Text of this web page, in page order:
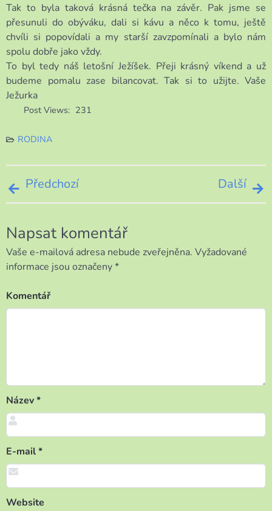
Tak to byla taková krásná tečka na závěr. Pak jsme se
přesunuli do obýváku, dali si kávu a něco k tomu, ještě
chvíli si popovídali a my starší zavzpomínali a bylo nám
spolu dobře jako vždy.
To byl tedy náš letošní Ježíšek. Přeji krásný víkend a už
budeme pomalu zase bilancovat. Tak si to užijte. Vaše
Ježurka
Post Views: 231
RODINA
Navigace
příspěvek
Předchozí Další
Napsat komentář
Vaše e-mailová adresa nebude zveřejněna. Vyžadované
informace jsou označeny*
Komentář
Název*
E-mail*
Website